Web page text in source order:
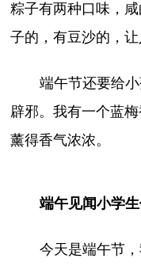
粽子有两种口味，
子的，有豆沙的，让
端午节还要给
辟邪。我有一个蓝
薰得香气浓浓。
端午见闻小学
今天是端午节